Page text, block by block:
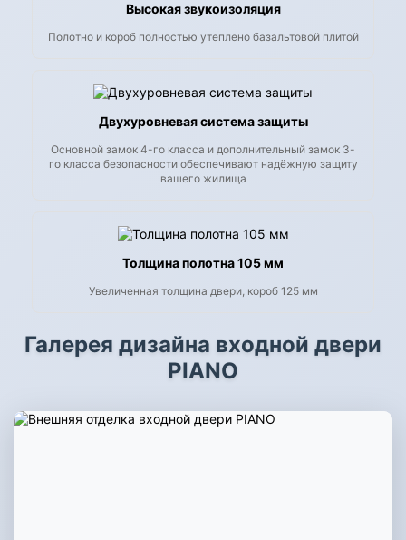
Высокая звукоизоляция
Полотно и короб полностью утеплено базальтовой плитой
Двухуровневая система защиты
Основной замок 4-го класса и дополнительный замок 3-
го класса безопасности обеспечивают надёжную защиту
вашего жилища
Толщина полотна 105 мм
Увеличенная толщина двери, короб 125 мм
Галерея дизайна входной двери
PIANO